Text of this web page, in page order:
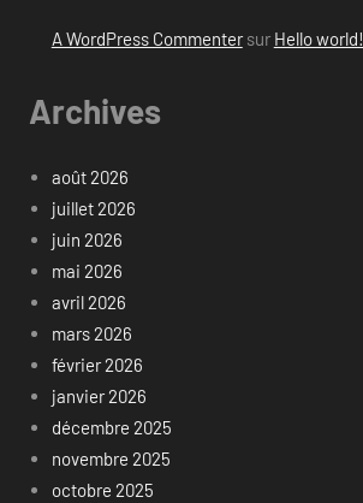
A WordPress Commentersur Hello world!
Archives
août 2026
juillet 2026
juin 2026
mai 2026
avril 2026
mars 2026
février 2026
janvier 2026
décembre 2025
novembre 2025
octobre 2025